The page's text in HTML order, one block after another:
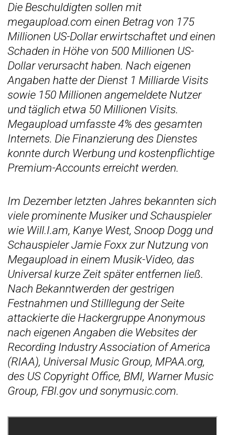
Die Beschuldigten sollen mit
megaupload.com einen Betrag von 175
Millionen US-Dollar erwirtschaftet und einen
Schaden in Höhe von 500 Millionen US-
Dollar verursacht haben. Nach eigenen
Angaben hatte der Dienst 1 Milliarde Visits
sowie 150 Millionen angemeldete Nutzer
und täglich etwa 50 Millionen Visits.
Megaupload umfasste 4% des gesamten
Internets. Die Finanzierung des Dienstes
konnte durch Werbung und kostenpflichtige
Premium-Accounts erreicht werden.
Im Dezember letzten Jahres bekannten sich
viele prominente Musiker und Schauspieler
wie Will.I.am, Kanye West, Snoop Dogg und
Schauspieler Jamie Foxx zur Nutzung von
Megaupload in einem Musik-Video, das
Universal kurze Zeit später entfernen ließ.
Nach Bekanntwerden der gestrigen
Festnahmen und Stilllegung der Seite
attackierte die Hackergruppe Anonymous
nach eigenen Angaben die Websites der
Recording Industry Association of America
(RIAA), Universal Music Group, MPAA.org,
des US Copyright Office, BMI, Warner Music
Group, FBI.gov und sonymusic.com.